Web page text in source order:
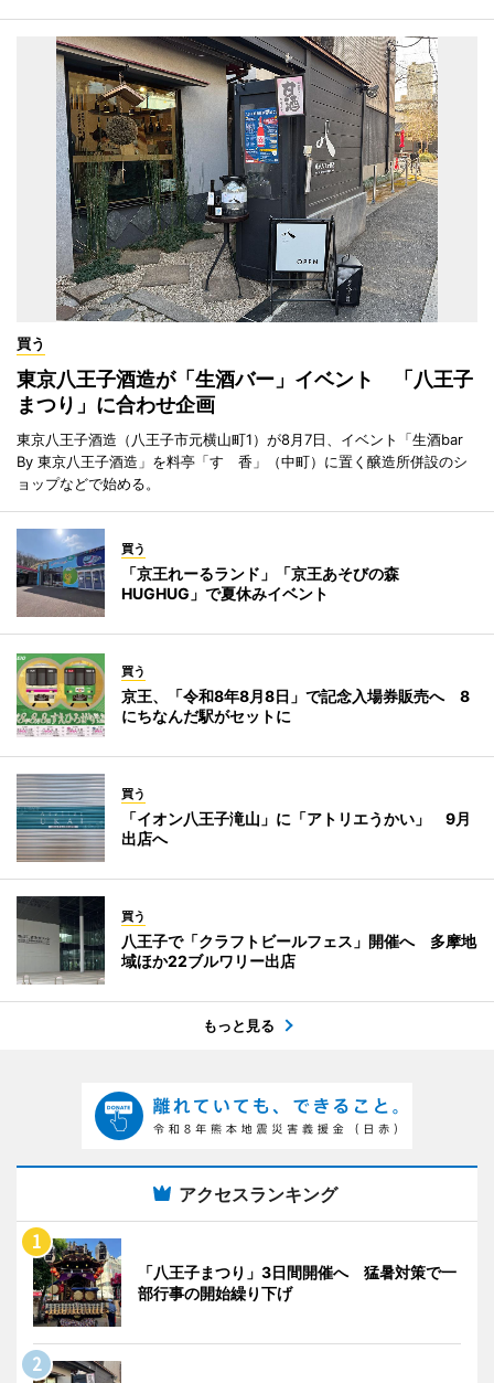
買う
東京八王子酒造が「生酒バー」イベント 「八王子
まつり」に合わせ企画
東京八王子酒造（八王子市元横山町1）が8月7日、イベント「生酒bar
By 東京八王子酒造」を料亭「すゞ香」（中町）に置く醸造所併設のシ
ョップなどで始める。
買う
「京王れーるランド」「京王あそびの森
HUGHUG」で夏休みイベント
買う
京王、「令和8年8月8日」で記念入場券販売へ 8
にちなんだ駅がセットに
買う
「イオン八王子滝山」に「アトリエうかい」 9月
出店へ
買う
八王子で「クラフトビールフェス」開催へ 多摩地
域ほか22ブルワリー出店
もっと見る
アクセスランキング
「八王子まつり」3日間開催へ 猛暑対策で一
部行事の開始繰り下げ